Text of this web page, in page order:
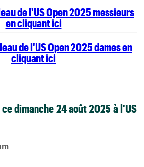
de l'US Open 2025 messieurs
en cliquant ici
de l'US Open 2025 dames en
cliquant ici
ce dimanche 24 août 2025 à l'US